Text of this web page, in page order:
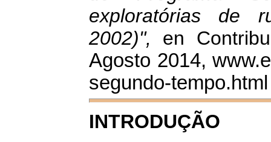
exploratórias de
2002)",
en
Agosto 2014,
segundo-tempo.html
INTRODUÇÃO